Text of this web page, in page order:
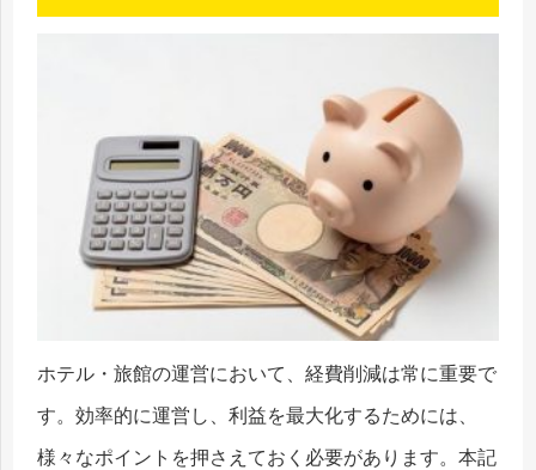
ホテル・旅館の運営において、経費削減は常に重要で
す。効率的に運営し、利益を最大化するためには、
様々なポイントを押さえておく必要があります。本記